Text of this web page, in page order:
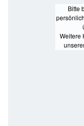
Bitte
Weitere